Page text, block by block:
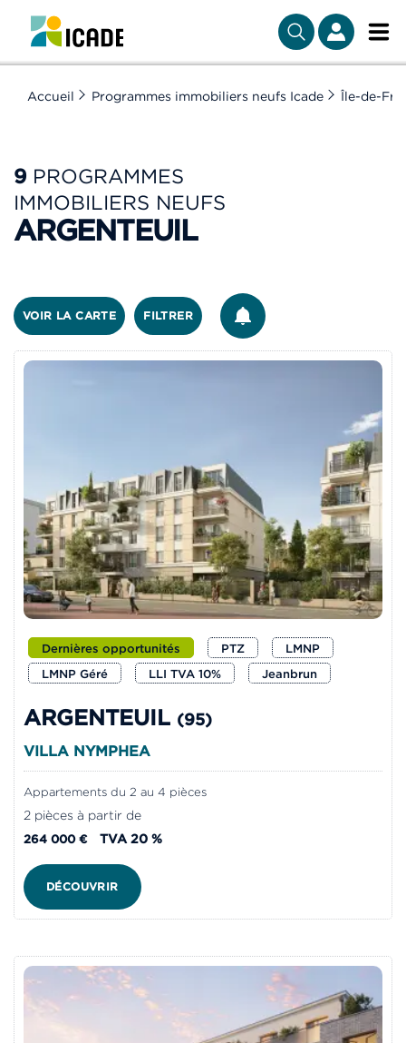
Accueil Programmes immobiliers neufs Icade Île-de-
9 PROGRAMMES
IMMOBILIERS NEUFS
ARGENTEUIL
VOIR LA CARTE FILTRER
ÊTRE ALERTÉ
Dernières opportunités PTZ
LMNP
LMNP Géré
LLI TVA 10% Jeanbrun
ARGENTEUIL (95)
VILLA NYMPHEA
Appartements du 2 au 4 pièces
2 pièces à partir de
264 000 € TVA 20 %
DÉCOUVRIR